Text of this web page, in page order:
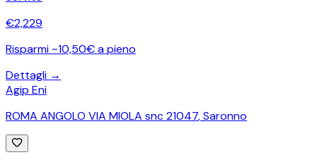
€2,229
Risparmi ~10,50€ a pieno
Dettagli →
Agip Eni
ROMA ANGOLO VIA MIOLA snc 21047,Saronno